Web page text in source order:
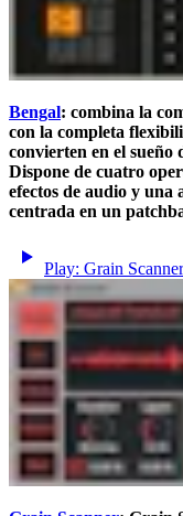
Bengal: combina la
con la completa
convierten en el sueño
Dispone de cuatro
efectos de audio y
centrada en un
Play: Grain Scanner